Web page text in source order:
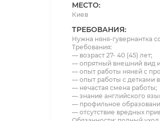
МЕСТО:
Киев
ТРЕБОВАНИЯ:
Нужна няня-гувернантка
Требования:
— возраст 27- 40 (45) лет;
— опрятный внешний вид
— опыт работы няней с
— опыт работы с детками в
— нечастая смена работы;
— знание английского
— профильное
— отсутствие вредных